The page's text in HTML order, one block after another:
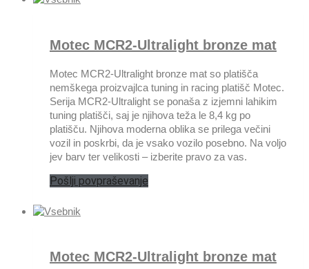
Motec MCR2-Ultralight bronze mat
Motec MCR2-Ultralight bronze mat so platišča
nemškega proizvajlca tuning in racing platišč Motec.
Serija MCR2-Ultralight se ponaša z izjemni lahikim
tuning platišči, saj je njihova teža le 8,4 kg po
platišču. Njihova moderna oblika se prilega večini
vozil in poskrbi, da je vsako vozilo posebno. Na voljo
jev barv ter velikosti – izberite pravo za vas.
Pošlji povpraševanje
Motec MCR2-Ultralight bronze mat